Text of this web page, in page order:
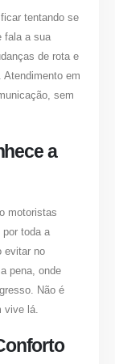
tentando se
fala a sua
de rota e
Atendimento em
sem
a
motoristas
toda a
evitar no
pena, onde
Não é
vive lá.